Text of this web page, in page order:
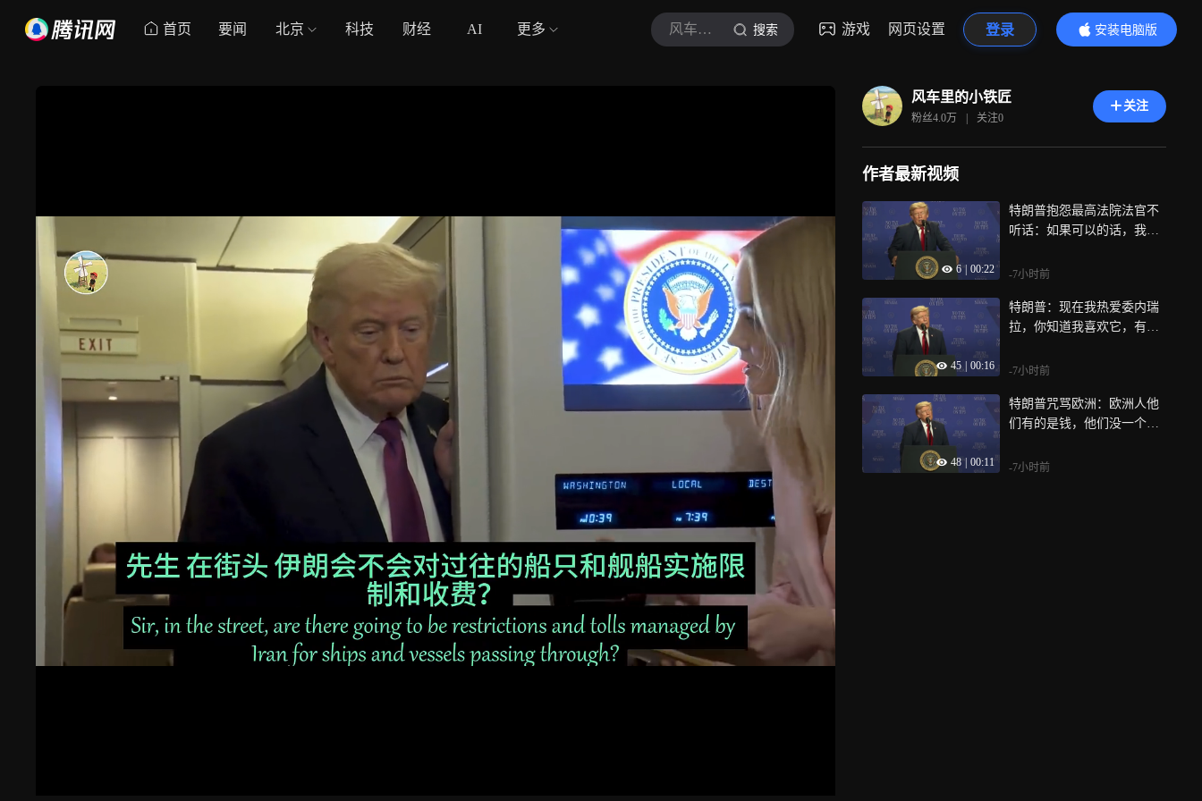
首页 要闻 北京 科技 财经 AI 更多 风车里的小铁匠 搜索 游戏 网页设置 登录
安装电脑版
内容更精彩
风车里的小铁匠
粉丝4.0万 | 关注0
关注
作者最新视频
6 00:22
特朗普抱怨最高法院法官不
听话：如果可以的话，我会
-7小时前
45 00:16
特朗普：现在我热爱委内瑞
拉，你知道我喜欢它，有数
内瑞拉运出到美国
-7小时前
48 00:11
特朗普咒骂欧洲：欧洲人他
们有的是钱，他们没一个好
-7小时前